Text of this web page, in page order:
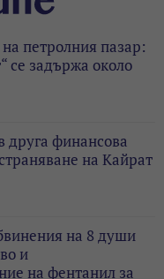
петролния пазар:
се задържа около
друга финансова
на Кайрат
на 8 души
и
на фентанил за